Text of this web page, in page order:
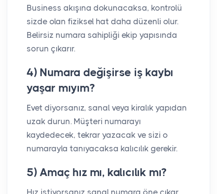
Business akışına dokunacaksa, kontrolü
sizde olan fiziksel hat daha düzenli olur.
Belirsiz numara sahipliği ekip yapısında
sorun çıkarır.
4) Numara değişirse iş kaybı
yaşar mıyım?
Evet diyorsanız, sanal veya kiralık yapıdan
uzak durun. Müşteri numarayı
kaydedecek, tekrar yazacak ve sizi o
numarayla tanıyacaksa kalıcılık gerekir.
5) Amaç hız mı, kalıcılık mı?
Hız istiyorsanız sanal numara öne çıkar.